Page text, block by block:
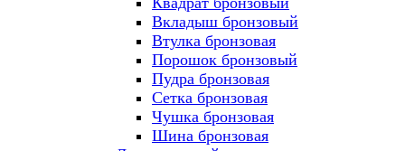
Вкладыш бронзовый
Втулка бронзовая
Порошок бронзовый
Пудра бронзовая
Сетка бронзовая
Чушка бронзовая
Шина бронзовая